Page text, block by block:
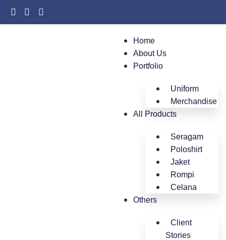
Home
About Us
Portfolio
Uniform
Merchandise
All Products
Seragam
Poloshirt
Jaket
Rompi
Celana
Others
Client
Stories